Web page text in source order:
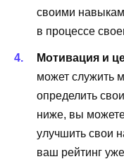
своими
в процессе
Мотивация и
может служить
определить
ниже, вы
улучшить свои
ваш рейтинг